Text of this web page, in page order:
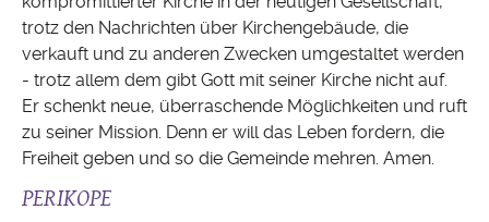
trotz den Nachrichten über Kirchengebäude, die
verkauft und zu anderen Zwecken umgestaltet werden
- trotz allem dem gibt Gott mit seiner Kirche nicht auf.
Er schenkt neue, überraschende Möglichkeiten und ruft
zu seiner Mission. Denn er will das Leben fordern, die
Freiheit geben und so die Gemeinde mehren. Amen.
PERIKOPE